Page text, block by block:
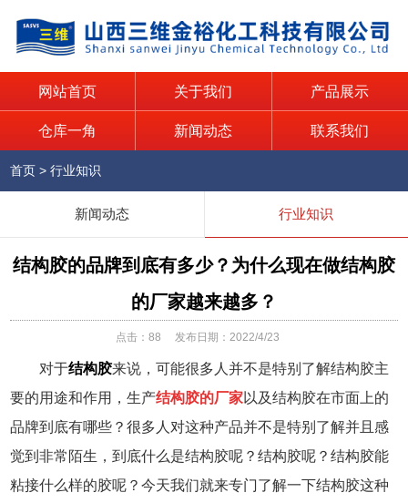
网站首页 关于我们 产品展示
仓库一角 新闻动态 联系我们
首页 >行业知识
新闻动态 行业知识
结构胶的品牌到底有多少？为什么现在做结构胶
的厂家越来越多？
点击： 88 发布日期：2022/4/23
对于结构胶来说，可能很多人并不是特别了解结构胶主
要的用途和作用，生产结构胶的厂家以及结构胶在市面上的
品牌到底有哪些？很多人对这种产品并不是特别了解并且感
觉到非常陌生，到底什么是结构胶呢？结构胶呢？结构胶能
粘接什么样的胶呢？今天我们就来专门了解一下结构胶这种